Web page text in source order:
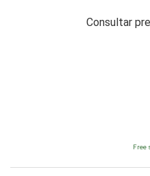
Consultar
Free